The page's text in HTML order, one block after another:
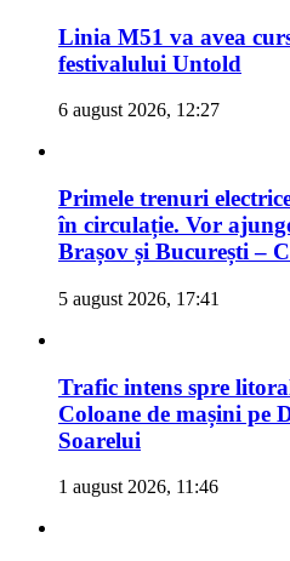
Linia M51 va avea
festivalului Untold
6 august 2026, 12:27
Primele trenuri
în circulație. Vor
Brașov și București –
5 august 2026, 17:41
Trafic intens spre
Coloane de mașini pe
Soarelui
1 august 2026, 11:46